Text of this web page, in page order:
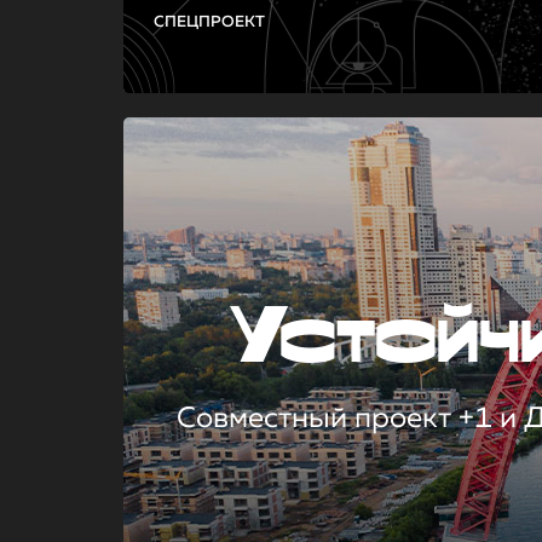
СПЕЦПРОЕКТ
Совместный проект +1 и